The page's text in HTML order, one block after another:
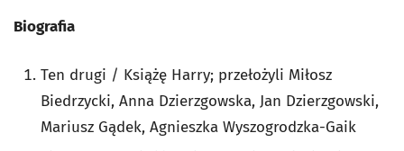
Biografia
Ten drugi / Książę Harry; przełożyli Miłosz
Biedrzycki, Anna Dzierzgowska, Jan Dzierzgowski,
Mariusz Gądek, Agnieszka Wyszogrodzka-Gaik